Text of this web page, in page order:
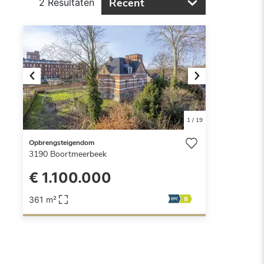
2 Resultaten
Previous Next
1/ 19
Opbrengsteigendom
3190 Boortmeerbeek
€ 1.100.000
361 m²